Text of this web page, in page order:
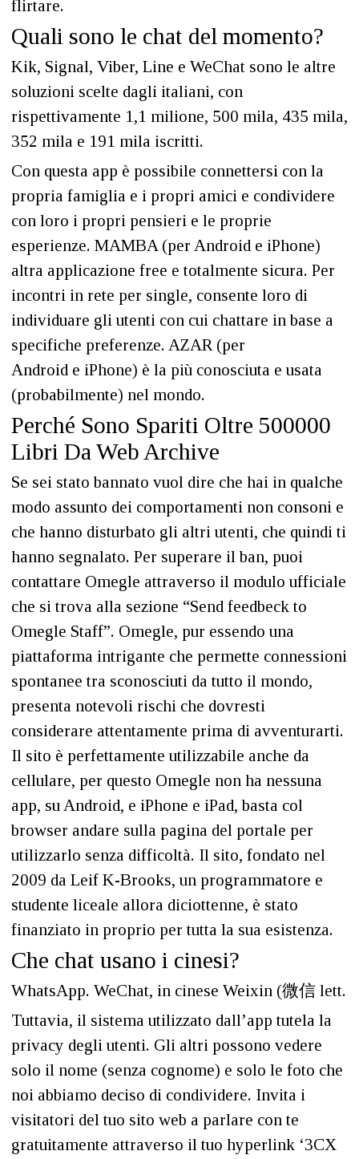
flirtare.
Quali sono le chat del momento?
Kik, Signal, Viber, Line e WeChat sono le altre
soluzioni scelte dagli italiani, con
rispettivamente 1,1 milione, 500 mila, 435 mila,
352 mila e 191 mila iscritti.
Con questa app è possibile connettersi con la
propria famiglia e i propri amici e condividere
con loro i propri pensieri e le proprie
esperienze. MAMBA (per Android e iPhone)
altra applicazione free e totalmente sicura. Per
incontri in rete per single, consente loro di
individuare gli utenti con cui chattare in base a
specifiche preferenze. AZAR (per
Android e iPhone) è la più conosciuta e usata
(probabilmente) nel mondo.
Perché Sono Spariti Oltre 500000
Libri Da Web Archive
Se sei stato bannato vuol dire che hai in qualche
modo assunto dei comportamenti non consoni e
che hanno disturbato gli altri utenti, che quindi ti
hanno segnalato. Per superare il ban, puoi
contattare Omegle attraverso il modulo ufficiale
che si trova alla sezione “Send feedbeck to
Omegle Staff”. Omegle, pur essendo una
piattaforma intrigante che permette connessioni
spontanee tra sconosciuti da tutto il mondo,
presenta notevoli rischi che dovresti
considerare attentamente prima di avventurarti.
Il sito è perfettamente utilizzabile anche da
cellulare, per questo Omegle non ha nessuna
app, su Android, e iPhone e iPad, basta col
browser andare sulla pagina del portale per
utilizzarlo senza difficoltà. Il sito, fondato nel
2009 da Leif K-Brooks, un programmatore e
studente liceale allora diciottenne, è stato
finanziato in proprio per tutta la sua esistenza.
Che chat usano i cinesi?
WhatsApp. WeChat, in cinese Weixin (微信 lett.
Tuttavia, il sistema utilizzato dall’app tutela la
privacy degli utenti. Gli altri possono vedere
solo il nome (senza cognome) e solo le foto che
noi abbiamo deciso di condividere. Invita i
visitatori del tuo sito web a parlare con te
gratuitamente attraverso il tuo hyperlink ‘3CX